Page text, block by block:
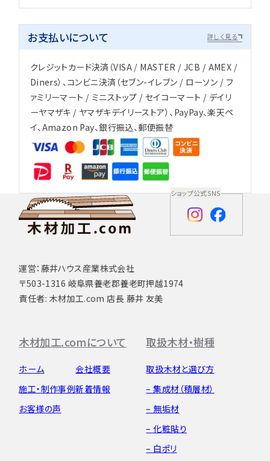
お支払いについて 詳しく見る
クレジットカード決済（VISA / MASTER / JCB / AMEX /
Diners）、コンビニ決済（セブン-イレブン / ローソン / フ
ァミリーマート / ミニストップ / セイコーマート / デイリ
ーヤマザキ / ヤマザキデイリーストア）、PayPay、楽天ペ
イ、Amazon Pay、銀行振込、郵便振替
運営：藤井ハウス産業株式会社
〒503-1316 岐阜県養老郡養老町押越1974
責任者: 木材加工.com 店長 藤井 友美
ショップ公式SNS
木材加工.comについて
ホーム
施工・制作事例
お客様の声
会社概要
新着情報
取扱木材・樹種
取扱木材と選び方
– 集成材（積層材）
– 無垢材
– 化粧貼り
– 白ポリ